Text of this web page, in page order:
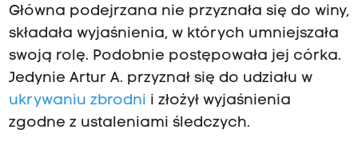
Główna podejrzana nie przyznała się do winy,
składała wyjaśnienia, w których umniejszała
swoją rolę. Podobnie postępowała jej córka.
Jedynie Artur A. przyznał się do udziału w
ukrywaniu zbrodni i złożył wyjaśnienia
zgodne z ustaleniami śledczych.